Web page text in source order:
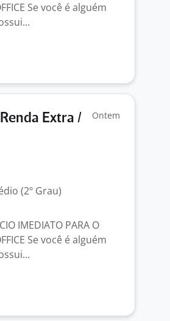
Se você é alguém
Extra /
Ontem
(2º Grau)
IMEDIATO PARA O
Se você é alguém